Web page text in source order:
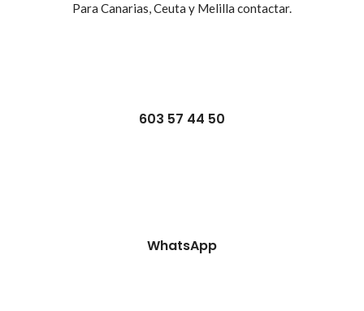
Para Canarias, Ceuta y Melilla contactar.
603 57 44 50
WhatsApp